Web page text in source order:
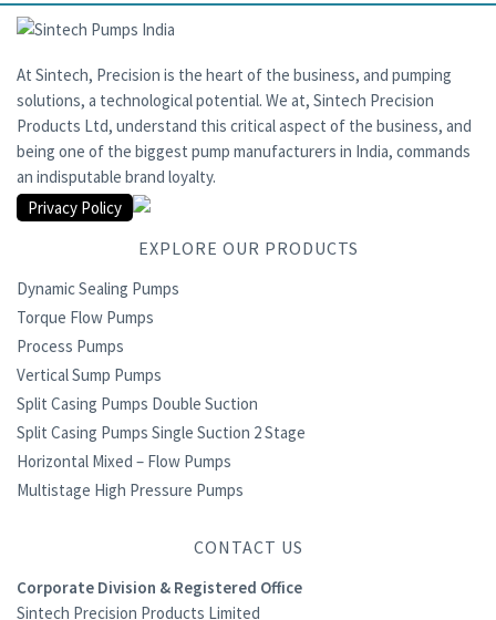
At Sintech, Precision is the heart of the business, and pumping
solutions, a technological potential. We at, Sintech Precision
Products Ltd, understand this critical aspect of the business, and
being one of the biggest pump manufacturers in India, commands
an indisputable brand loyalty.
Privacy Policy
EXPLORE OUR PRODUCTS
Dynamic Sealing Pumps
Torque Flow Pumps
Process Pumps
Vertical Sump Pumps
Split Casing Pumps Double Suction
Split Casing Pumps Single Suction 2 Stage
Horizontal Mixed – Flow Pumps
Multistage High Pressure Pumps
CONTACT US
Corporate Division & Registered Office
Sintech Precision Products Limited